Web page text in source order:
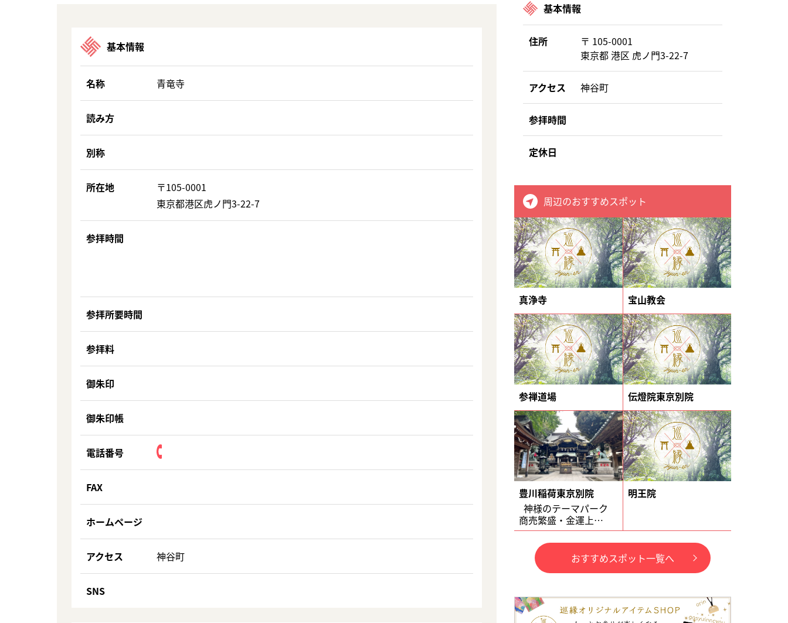
基本情報
名称 青竜寺
読み方
別称
所在地
〒105-0001
東京都港区虎ノ門3-22-7
参拝時間
参拝所要時間
参拝料
御朱印
御朱印帳
電話番号
FAX
ホームページ
アクセス 神谷町
SNS
基本情報
住所
〒 105-0001
東京都 港区 虎ノ門3-22-7
アクセス 神谷町
参拝時間
定休日
周辺のおすすめスポット
真浄寺 宝山教会
参禅道場 伝燈院東京別院
豊川稲荷東京別院
神様のテーマパーク
商売繁盛・金運上…
明王院
おすすめスポット一覧へ